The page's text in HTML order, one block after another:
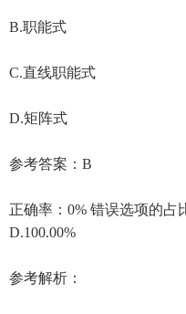
B.职能式
C.直线职能式
D.矩阵式
参考答案：B
正确率：0% 错误选项的占
D.100.00%
参考解析：